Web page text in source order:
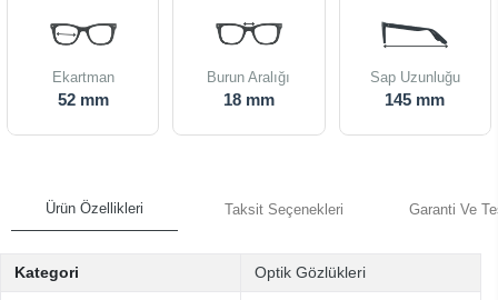
Ekartman
52 mm
Burun Aralığı
18 mm
Sap Uzunluğu
145 mm
Ürün Özellikleri Taksit Seçenekleri Garanti Ve
Kategori Optik Gözlükleri